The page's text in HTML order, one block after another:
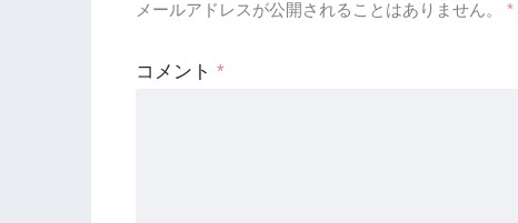
メールアドレスが公開されることはありません。 *
コメント *